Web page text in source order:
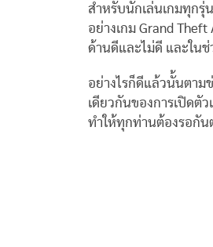
สำหรับนักเล่นเกมทุกรุ่
อย่างเกม Grand
ด้านดีและไม่ดี และใน
อย่างไรก็ดีแล้วนั้นตาม
เดียวกันของการเปิดตั
ทำให้ทุกท่านต้องรอกั